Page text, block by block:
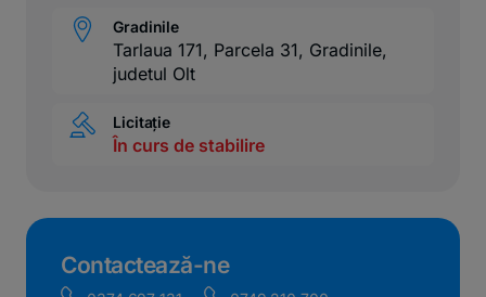
Gradinile
Tarlaua 171, Parcela 31, Gradinile,
judetul Olt
Licitație
În curs de stabilire
Contactează-ne